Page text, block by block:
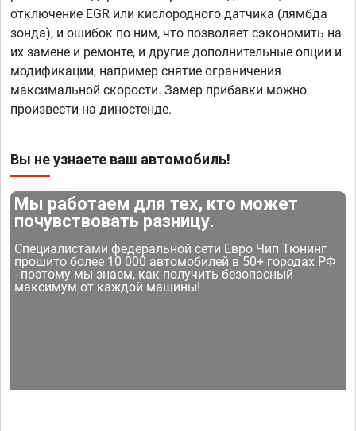
отключение EGR или кислородного датчика (лямбда
зонда), и ошибок по ним, что позволяет сэкономить на
их замене и ремонте, и другие дополнительные опции и
модификации, например снятие ограничения
максимальной скорости. Замер прибавки можно
произвести на диностенде.
Вы не узнаете ваш автомобиль!
Мы работаем для тех, кто может
почувствовать разницу.
Специалистами федеральной сети Евро Чип Тюнинг
прошито более 10 000 автомобилей в 50+ городах РФ
- поэтому мы знаем, как получить безопасный
максимум от каждой машины!